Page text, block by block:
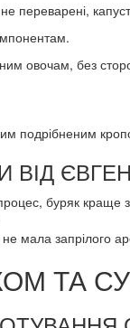
переварені,
овочам, без
подрібненим
ВІД
буряк краще
мала запрілого
ТА